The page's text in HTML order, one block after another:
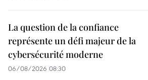
La question de la confiance
représente un défi majeur de la
cybersécurité moderne
06/08/2026 08:30